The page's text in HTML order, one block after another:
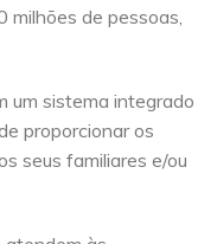
milhões de pessoas,
um sistema integrado
proporcionar os
seus familiares e/ou